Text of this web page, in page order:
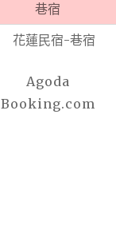
巷宿
Agoda
Booking.com